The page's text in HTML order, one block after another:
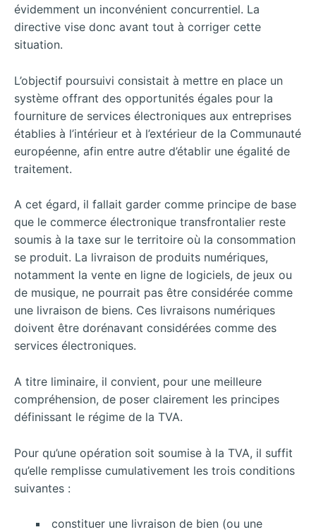
évidemment un inconvénient concurrentiel. La
directive vise donc avant tout à corriger cette
situation.
L’objectif poursuivi consistait à mettre en place un
système offrant des opportunités égales pour la
fourniture de services électroniques aux entreprises
établies à l’intérieur et à l’extérieur de la Communauté
européenne, afin entre autre d’établir une égalité de
traitement.
A cet égard, il fallait garder comme principe de base
que le commerce électronique transfrontalier reste
soumis à la taxe sur le territoire où la consommation
se produit. La livraison de produits numériques,
notamment la vente en ligne de logiciels, de jeux ou
de musique, ne pourrait pas être considérée comme
une livraison de biens. Ces livraisons numériques
doivent être dorénavant considérées comme des
services électroniques.
A titre liminaire, il convient, pour une meilleure
compréhension, de poser clairement les principes
définissant le régime de la TVA.
Pour qu’une opération soit soumise à la TVA, il suffit
qu’elle remplisse cumulativement les trois conditions
suivantes :
constituer une livraison de bien (ou une